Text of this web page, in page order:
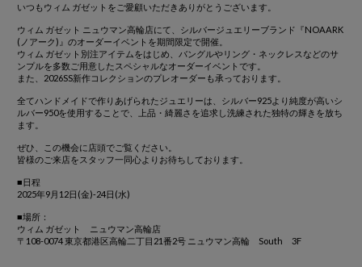
いつもウィム ガゼットをご愛顧いただきありがとうございます。
ウィム ガゼット ニュウマン高輪店にて、シルバージュエリーブランド『NOAARK
(ノアーク)』のオーダーイベントを期間限定で開催。
ウィム ガゼット別注アイテムをはじめ、バングルやリング・ネックレスなどのサ
ンプルを多数ご用意したスペシャルなオーダーイベントです。
また、2026SS新作コレクションのプレオーダーも承っております。
全てハンドメイドで作りあげられたジュエリーは、シルバー925より純度が高いシ
ルバー950を使用することで、上品・綺麗さを追求し洗練された独特の輝きを放ち
ます。
ぜひ、この機会に店頭でご覧ください。
皆様のご来店をスタッフ一同心よりお待ちしております。
■日程
2025年9月12日(金)‐24日(水)
■場所：
ウィム ガゼット ニュウマン高輪店
〒108-0074 東京都港区高輪二丁目21番2号 ニュウマン高輪 South 3F